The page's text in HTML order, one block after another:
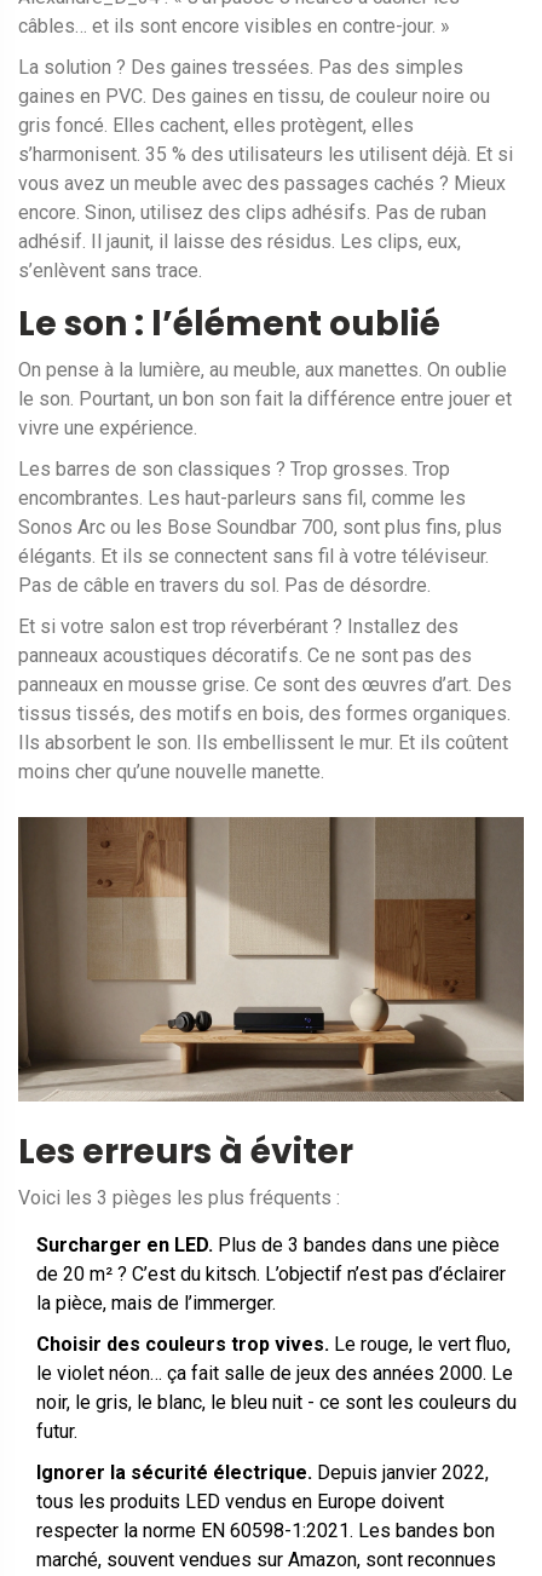
câbles… et ils sont encore visibles en contre-jour. »
La solution ? Des gaines tressées. Pas des simples
gaines en PVC. Des gaines en tissu, de couleur noire ou
gris foncé. Elles cachent, elles protègent, elles
s’harmonisent. 35 % des utilisateurs les utilisent déjà. Et si
vous avez un meuble avec des passages cachés ? Mieux
encore. Sinon, utilisez des clips adhésifs. Pas de ruban
adhésif. Il jaunit, il laisse des résidus. Les clips, eux,
s’enlèvent sans trace.
Le son : l’élément oublié
On pense à la lumière, au meuble, aux manettes. On oublie
le son. Pourtant, un bon son fait la différence entre jouer et
vivre une expérience.
Les barres de son classiques ? Trop grosses. Trop
encombrantes. Les haut-parleurs sans fil, comme les
Sonos Arc ou les Bose Soundbar 700, sont plus fins, plus
élégants. Et ils se connectent sans fil à votre téléviseur.
Pas de câble en travers du sol. Pas de désordre.
Et si votre salon est trop réverbérant ? Installez des
panneaux acoustiques décoratifs. Ce ne sont pas des
panneaux en mousse grise. Ce sont des œuvres d’art. Des
tissus tissés, des motifs en bois, des formes organiques.
Ils absorbent le son. Ils embellissent le mur. Et ils coûtent
moins cher qu’une nouvelle manette.
Les erreurs à éviter
Voici les 3 pièges les plus fréquents :
Surcharger en LED. Plus de 3 bandes dans une pièce
de 20 m² ? C’est du kitsch. L’objectif n’est pas d’éclairer
la pièce, mais de l’immerger.
Choisir des couleurs trop vives. Le rouge, le vert fluo,
le violet néon… ça fait salle de jeux des années 2000. Le
noir, le gris, le blanc, le bleu nuit - ce sont les couleurs du
futur.
Ignorer la sécurité électrique. Depuis janvier 2022,
tous les produits LED vendus en Europe doivent
respecter la norme EN 60598-1:2021. Les bandes bon
marché, souvent vendues sur Amazon, sont reconnues